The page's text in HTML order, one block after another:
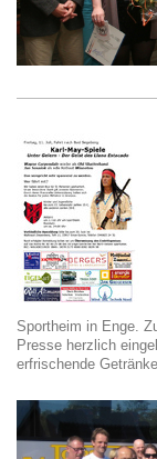
Sportheim in Enge.
Presse herzlich
erfrischende